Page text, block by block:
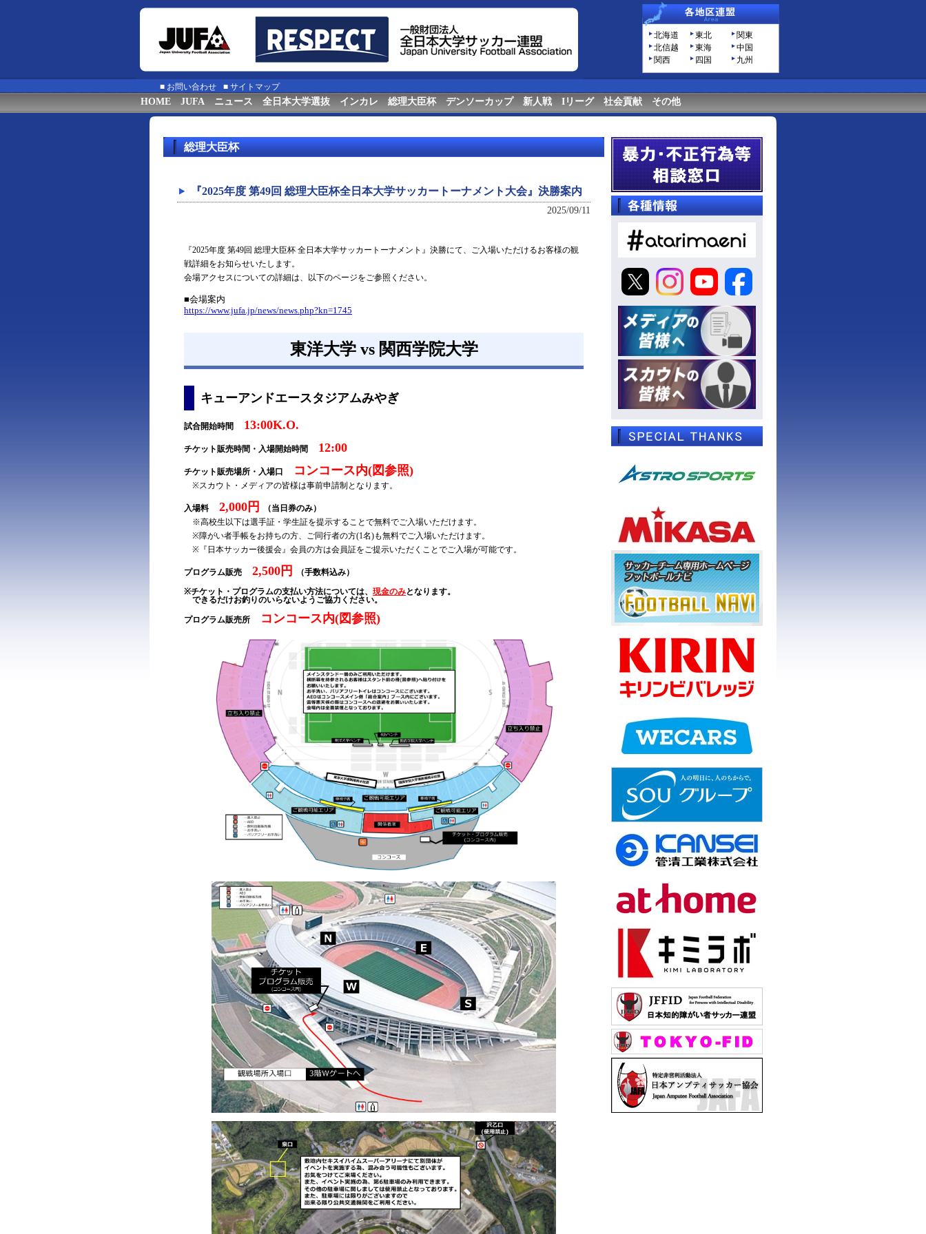
北海道 東北
関東
北信越
東海
中国
関西
四国 九州
■ お問い合わせ ■ サイトマップ
HOME JUFA ニュース 全日本大学選抜 インカレ 総理大臣杯 デンソーカップ 新人戦 Iリーグ 社会貢献 その他
総理大臣杯
『2025年度 第49回 総理大臣杯全日本大学サッカートーナメント大会』決勝案内
2025/09/11
『2025年度 第49回 総理大臣杯 全日本大学サッカートーナメント』決勝にて、ご入場いただけるお客様の観
戦詳細をお知らせいたします。
会場アクセスについての詳細は、以下のページをご参照ください。
■会場案内
https://www.jufa.jp/news/news.php?kn=1745
東洋大学 vs 関西学院大学
キューアンドエースタジアムみやぎ
試合開始時間 13:00K.O.
チケット販売時間・入場開始時間 12:00
チケット販売場所・入場口 コンコース内(図参照)
※スカウト・メディアの皆様は事前申請制となります。
入場料 2,000円
（当日券のみ）
※高校生以下は選手証・学生証を提示することで無料でご入場いただけます。
※障がい者手帳をお持ちの方、ご同行者の方(1名)も無料でご入場いただけます。
※『日本サッカー後援会』会員の方は会員証をご提示いただくことでご入場が可能です。
プログラム販売 2,500円
（手数料込み）
※チケット・プログラムの支払い方法については、 現金のみとなります。
できるだけお釣りのいらないようご協力ください。
プログラム販売所 コンコース内(図参照)